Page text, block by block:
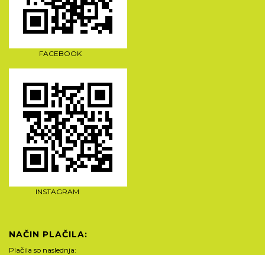
FACEBOOK
INSTAGRAM
NAČIN PLAČILA:
Plačila so naslednja: